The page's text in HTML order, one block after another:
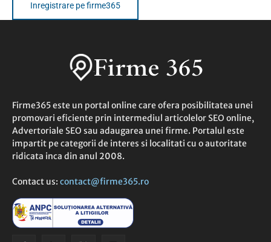
Inregistrare pe firme365
Firme365 este un portal online care ofera posibilitatea unei
promovari eficiente prin intermediul articolelor SEO online,
Advertoriale SEO sau adaugarea unei firme. Portalul este
impartit pe categorii de interes si localitati cu o autoritate
ridicata inca din anul 2008.
Contact us: contact@firme365.ro